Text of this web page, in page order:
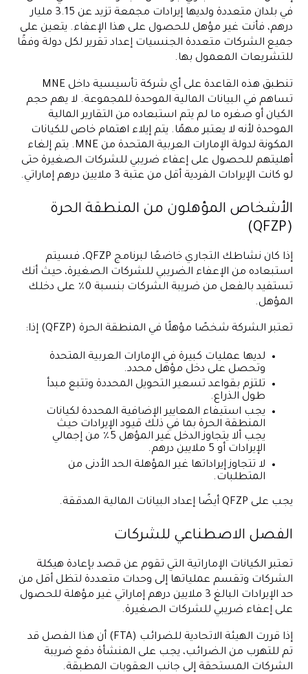
في بلدان متعددة ولديها إيرادات مجمعة تزيد عن 3.15 مليار
درهم، فأنت غير مؤهل للحصول على هذا الإعفاء. يتعين على
جميع الشركات متعددة الجنسيات إعداد تقرير لكل دولة وفقًا
للتشريعات المعمول بها.
تنطبق هذه القاعدة على أي شركة تأسيسية داخل MNE
تساهم في البيانات المالية الموحدة للمجموعة. لا يهم حجم
الكيان أو صغره ما لم يتم استبعاده من التقارير المالية
الموحدة لأنه لا يعتبر مهمًا. يتم إيلاء اهتمام خاص للكيانات
المكونة لدولة الإمارات العربية المتحدة من MNE. يتم إلغاء
أهليتهم للحصول على إعفاء ضريبي للشركات الصغيرة حتى
لو كانت الإيرادات الفردية أقل من عتبة 3 ملايين درهم إماراتي.
الأشخاص المؤهلون من المنطقة الحرة
(QFZP)
إذا كان نشاطك التجاري خاضعًا لبرنامج QFZP، فسيتم
استبعاده من الإعفاء الضريبي للشركات الصغيرة، حيث أنك
تستفيد بالفعل من ضريبة الشركات بنسبة 0٪ على دخلك
المؤهل.
تعتبر الشركة شخصًا مؤهلًا في المنطقة الحرة (QFZP) إذا:
لديها عمليات كبيرة في الإمارات العربية المتحدة
وتحصل على دخل مؤهل محدد.
تلتزم بقواعد تسعير التحويل المحددة وتتبع مبدأ
طول الذراع.
يجب استيفاء المعايير الإضافية المحددة لكيانات
المنطقة الحرة بما في ذلك قيود الإيرادات حيث
يجب ألا يتجاوز الدخل غير المؤهل 5٪ من إجمالي
الإيرادات أو 5 ملايين درهم.
لا تتجاوز إيراداتها غير المؤهلة الحد الأدنى من
المتطلبات.
يجب على QFZP أيضًا إعداد البيانات المالية المدققة.
الفصل الاصطناعي للشركات
تعتبر الكيانات الإماراتية التي تقوم عن قصد بإعادة هيكلة
الشركات وتقسم عملياتها إلى وحدات متعددة لتظل أقل من
حد الإيرادات البالغ 3 ملايين درهم إماراتي غير مؤهلة للحصول
على إعفاء ضريبي للشركات الصغيرة.
إذا قررت الهيئة الاتحادية للضرائب (FTA) أن هذا الفصل قد
تم للتهرب من الضرائب، يجب على المنشأة دفع ضريبة
الشركات المستحقة إلى جانب العقوبات المطبقة.